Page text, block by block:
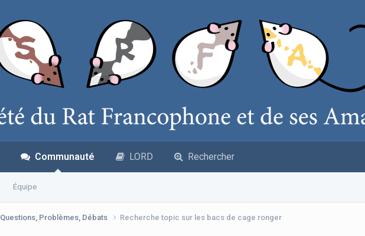
Communauté
Équipe
LORD Rechercher
Questions, Problèmes, Débats Recherche topic sur les bacs de cage ronger